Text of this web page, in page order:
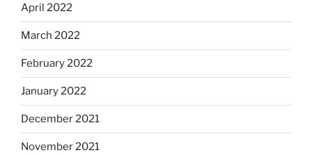
April 2022
March 2022
February 2022
January 2022
December 2021
November 2021